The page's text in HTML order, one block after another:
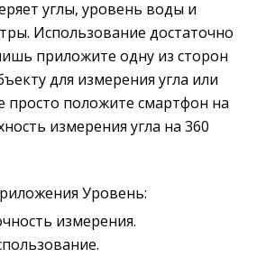
углы, уровень воды и
Использование достаточно
приложите одну из сторон
для измерения угла или
просто положите смартфон на
измерения угла на 360
Уровень:
измерения.